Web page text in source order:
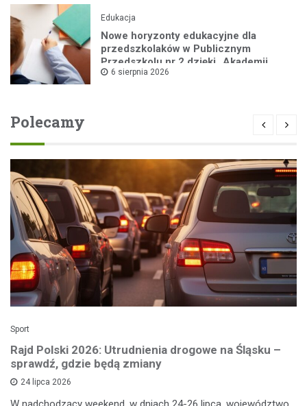
Edukacja
Nowe horyzonty edukacyjne dla
przedszkolaków w Publicznym
Przedszkolu nr 2 dzięki „Akademii
Super Przedszkolaka”
6 sierpnia 2026
Polecamy
Sport
Rajd Polski 2026: Utrudnienia drogowe na Śląsku –
sprawdź, gdzie będą zmiany
24 lipca 2026